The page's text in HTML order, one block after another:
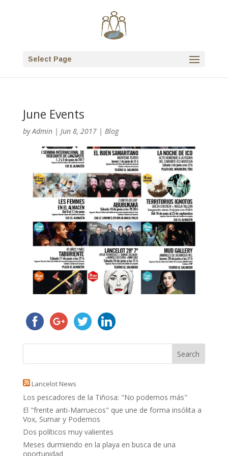
Select Page
June Events
byAdmin| Jun 8, 2017| Blog
Lancelot News
Los pescadores de la Tiñosa: "No podemos más"
El "frente anti-Marruecos" que une de forma insólita a
Vox, Sumar y Podemos
Dos políticos muy valientes
Meses durmiendo en la playa en busca de una
oportunidad